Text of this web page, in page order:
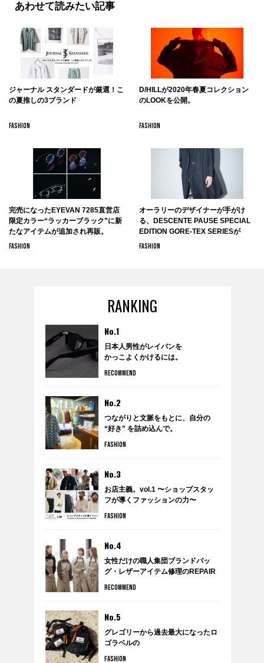
あわせて読みたい記事
ジャーナル スタンダードが厳選！こ
の夏推しの3ブランド
FASHION
D/HILLが2020年春夏コレクション
のLOOKを公開。
FASHION
完売になったEYEVAN 7285直営店
限定カラー“ラッカーブラック”に新
たなアイテムが追加され再販。
FASHION
オーラリーのデザイナーが手がけ
る、DESCENTE PAUSE SPECIAL
EDITION GORE-TEX SERIESが
DESCENTE BLANCで9月13日より
FASHION
RANKING
No.1
日本人男性がレイバンを
かっこよくかけるには。
RECOMMEND
No.2
つながりと文脈をもとに、自分の
“好き” を詰め込んで。
のポップアップショップ
入！
FASHION
No.3
お店主義。vol.1 〜ショップスタッ
フが導くファッションの力〜
FASHION
No.4
女性だけの職人集団ブランドバッ
グ・レザーアイテム修理のREPAIR
RECOMMEND
No.5
グレゴリーから過去最大になったロ
ゴラベルの
FASHION